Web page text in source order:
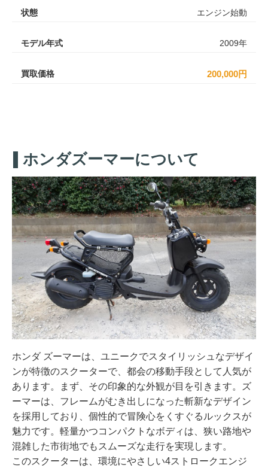
状態 エンジン始動
モデル年式 2009年
買取価格 200,000円
ホンダズーマーについて
ホンダ ズーマーは、ユニークでスタイリッシュなデザイ
ンが特徴のスクーターで、都会の移動手段として人気が
あります。まず、その印象的な外観が目を引きます。ズ
ーマーは、フレームがむき出しになった斬新なデザイン
を採用しており、個性的で冒険心をくすぐるルックスが
魅力です。軽量かつコンパクトなボディは、狭い路地や
混雑した市街地でもスムーズな走行を実現します。
このスクーターは、環境にやさしい4ストロークエンジ